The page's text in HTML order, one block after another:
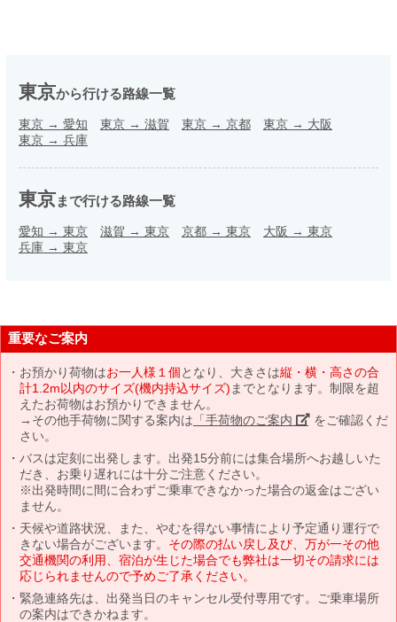
東京から行ける路線一覧
東京 → 愛知 東京 → 滋賀 東京 → 京都 東京 → 大阪
東京 → 兵庫
東京まで行ける路線一覧
愛知 → 東京 滋賀 → 東京 京都 → 東京 大阪 → 東京
兵庫 → 東京
重要なご案内
お預かり荷物はお一人様１個となり、大きさは縦・横・高さの合
計1.2m以内のサイズ(機内持込サイズ) までとなります。制限を超
えたお荷物はお預かりできません。
→その他手荷物に関する案内は 「手荷物のご案内」 をご確認くだ
さい。
バスは定刻に出発します。出発15分前には集合場所へお越しいた
だき、お乗り遅れには十分ご注意ください。
※出発時間に間に合わずご乗車できなかった場合の返金はござい
ません。
天候や道路状況、また、やむを得ない事情により予定通り運行で
きない場合がございます。 その際の払い戻し及び、万が一その他
交通機関の利用、宿泊が生じた場合でも弊社は一切その請求には
応じられませんので予めご了承ください。
緊急連絡先は、出発当日のキャンセル受付専用です。ご乗車場所
の案内はできかねます。